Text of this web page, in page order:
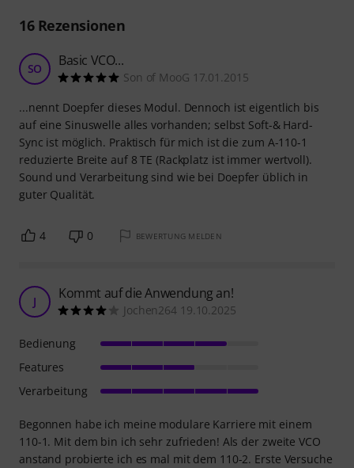
16Rezensionen
SO Basic VCO...
Son of MooG 17.01.2015
...nennt Doepfer dieses Modul. Dennoch ist eigentlich bis
auf eine Sinuswelle alles vorhanden; selbst Soft-& Hard-
Sync ist möglich. Praktisch für mich ist die zum A-110-1
reduzierte Breite auf 8 TE (Rackplatz ist immer wertvoll).
Sound und Verarbeitung sind wie bei Doepfer üblich in
guter Qualität.
4 0 BEWERTUNG MELDEN
J Kommt auf die Anwendung an!
Jochen264 19.10.2025
Begonnen habe ich meine modulare Karriere mit einem
110-1. Mit dem bin ich sehr zufrieden! Als der zweite VCO
anstand probierte ich es mal mit dem 110-2. Erste Versuche
Bedienung
Features
Verarbeitung